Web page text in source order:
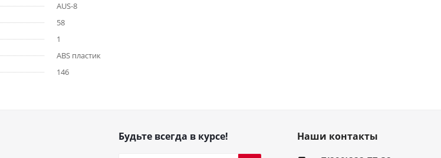
AUS-8
58
1
ABS пластик
146
Будьте всегда в курсе! Наши контакты